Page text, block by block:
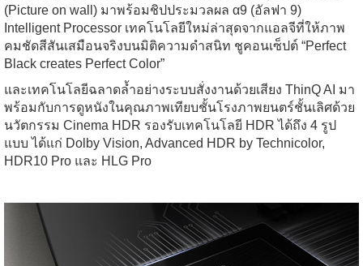
(Picture on wall) มาพร้อมชิปประมวลผล α9 (อัลฟา 9)
Intelligent Processor เทคโนโลยีใหม่ล่าสุดจากแอลจีที่ให้ภาพ
คมชัดสีสันเสมือนจริงบนมิติความดำสนิท ชูคอนเซ็ปต์ “Perfect
Black creates Perfect Color”
และเทคโนโลยีฉลาดล้ำอย่างระบบสั่งงานด้วยเสียง ThinQ AI มา
พร้อมกับการดูหนังในคุณภาพเทียบชั้นโรงภาพยนตร์ชั้นเลิศด้วย
นวัตกรรม Cinema HDR รองรับเทคโนโลยี HDR ได้ถึง 4 รูป
แบบ ได้แก่ Dolby Vision, Advanced HDR by Technicolor,
HDR10 Pro และ HLG Pro